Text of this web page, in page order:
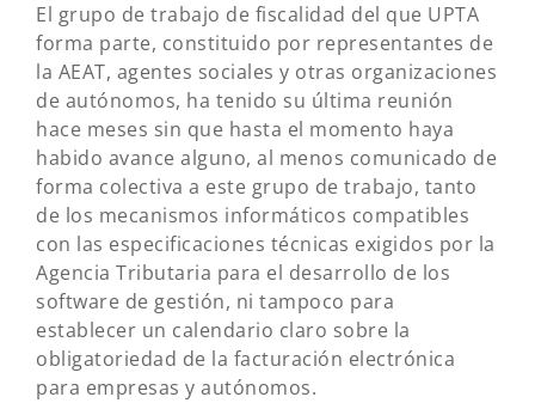
El grupo de trabajo de fiscalidad del que UPTA
forma parte, constituido por representantes de
la AEAT, agentes sociales y otras organizaciones
de autónomos, ha tenido su última reunión
hace meses sin que hasta el momento haya
habido avance alguno, al menos comunicado de
forma colectiva a este grupo de trabajo, tanto
de los mecanismos informáticos compatibles
con las especificaciones técnicas exigidos por la
Agencia Tributaria para el desarrollo de los
software de gestión, ni tampoco para
establecer un calendario claro sobre la
obligatoriedad de la facturación electrónica
para empresas y autónomos.